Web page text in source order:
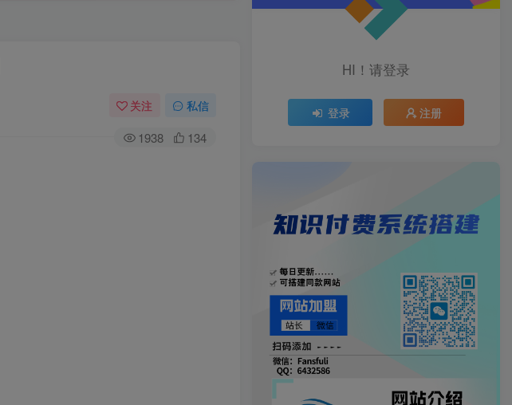
关注 私信
1938 134
HI！请登录
登录 注册